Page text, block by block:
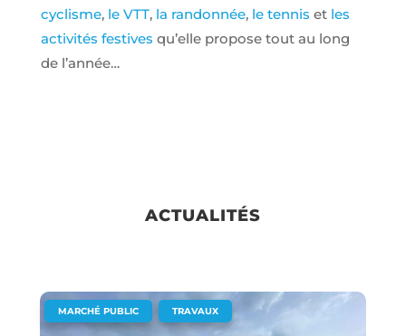
cyclisme, le VTT, la randonnée, le tennis et les
activités festives qu’elle propose tout au long
de l’année…
ACTUALITÉS
MARCHÉ PUBLIC TRAVAUX